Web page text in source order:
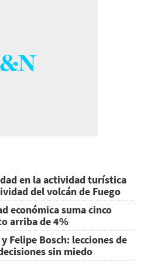
en la actividad turística
del volcán de Fuego
económica suma cinco
arriba de 4%
Felipe Bosch: lecciones de
sin miedo